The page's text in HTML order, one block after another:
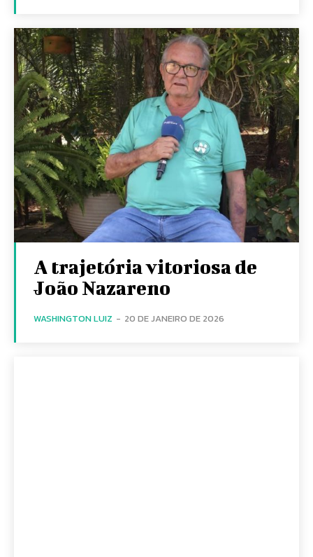
A trajetória vitoriosa de
João Nazareno
WASHINGTON LUIZ - 20 DE JANEIRO DE 2026